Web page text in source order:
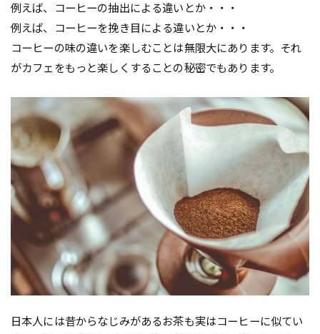
例えば、コーヒーの抽出による違いとか・・・
例えば、コーヒーを挽き目による違いとか・・・
コーヒーの味の違いを楽しむことは無限大にあります。それ
がカフェをもっと楽しくすることの秘密でもあります。
日本人には昔からなじみがあるお茶も実はコーヒーに似てい